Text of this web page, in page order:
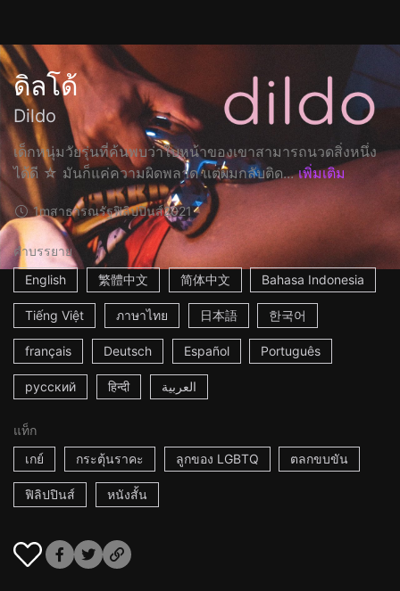
ดิลโด้
Dildo
เด็กหนุ่มวัยรุ่นที่ค้นพบว่าใบหน้าของเขาสามารถนวดสิ่งหนึ่ง
ได้ดี ☆ มันก็แค่ความผิดพลาด แต่ผมกลับติด... เพิ่มเติม
1mสาธารณรัฐฟิลิปปินส์2021
คำบรรยาย
English
繁體中文 简体中文 Bahasa Indonesia
Tiếng Việt ภาษาไทย 日本語 한국어
français Deutsch Español Português
русский हिन्दी العربية
แท็ก
เกย์
กระตุ้นราคะ ลูกของ LGBTQ ตลกขบขัน
ฟิลิปปินส์ หนังสั้น